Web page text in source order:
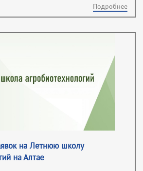
Подробнее
на Летнюю школу
на Алтае